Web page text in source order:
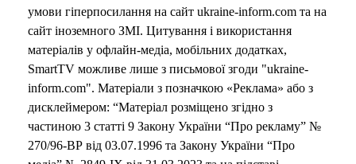
умови гіперпосилання на сайт ukraine-inform.com та на
сайт іноземного ЗМІ. Цитування і використання
матеріалів у офлайн-медіа, мобільних додатках,
SmartTV можливе лише з письмової згоди "ukraine-
inform.com". Матеріали з позначкою «Реклама» або з
дисклеймером: “Матеріал розміщено згідно з
частиною 3 статті 9 Закону України “Про рекламу” №
270/96-ВР від 03.07.1996 та Закону України “Про